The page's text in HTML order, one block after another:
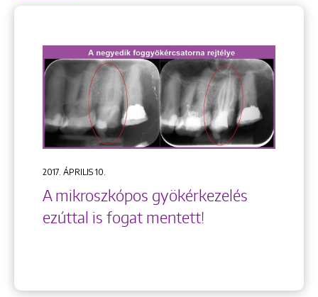
2017. ÁPRILIS 10.
A mikroszkópos gyökérkezelés
ezúttal is fogat mentett!